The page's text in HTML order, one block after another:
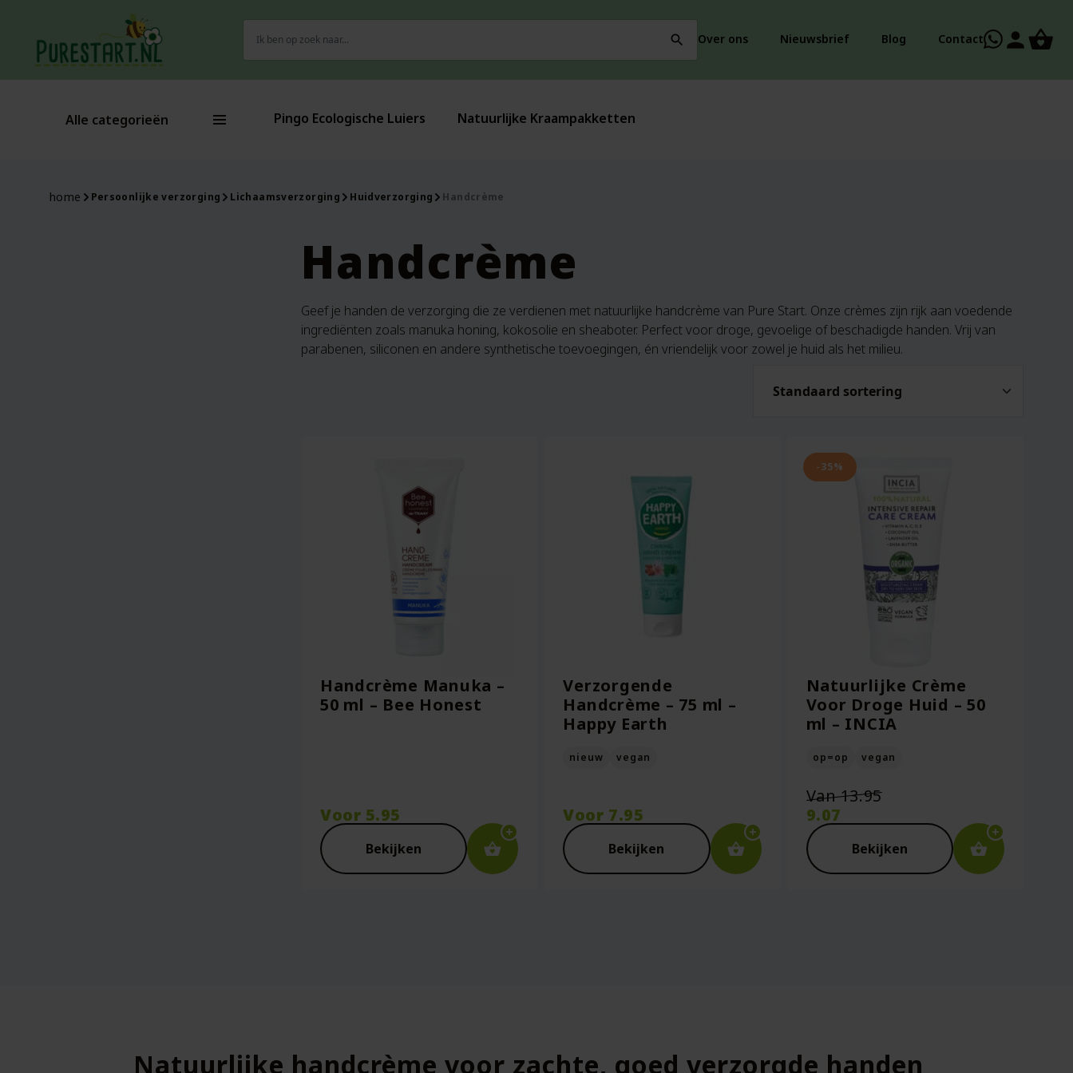
naar:
search Over ons Nieuwsbrief Blog Contact person
Alle categorieën Pingo Ecologische Luiers Natuurlijke Kraampakketten
home Persoonlijke verzorging Lichaamsverzorging Huidverzorging Handcrème
Handcrème
Geef je handen de verzorging die ze verdienen met natuurlijke handcrème van Pure Start. Onze crèmes zijn rijk aan voedende
ingrediënten zoals manuka honing, kokosolie en sheaboter. Perfect voor droge, gevoelige of beschadigde handen. Vrij van
parabenen, siliconen en andere synthetische toevoegingen, én vriendelijk voor zowel je huid als het milieu.
Handcrème Manuka –
50 ml – Bee Honest
Voor 5.95
Bekijken
Verzorgende
Handcrème – 75 ml –
Happy Earth
nieuw vegan
Voor 7.95
Bekijken
-35%
Natuurlijke Crème
Voor Droge Huid – 50
ml – INCIA
op=op vegan
Van13.95Oorspronkelijke
was:
€13.95.
9.07
Huidige
prijs
is:
€9.07.
Bekijken
Natuurlijke handcrème voor zachte, goed verzorgde handen